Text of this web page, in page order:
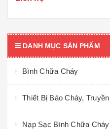
DANH MỤC SẢN PHẨM
Bình Chữa Cháy
Thiết Bị Báo Cháy,
Nạp Sạc Bình Chữa Cháy